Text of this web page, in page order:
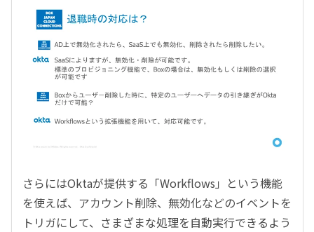
さらにはOktaが提供する「Workflows」という機能
を使えば、アカウント削除、無効化などのイベントを
トリガにして、さまざまな処理を自動実行できるよう